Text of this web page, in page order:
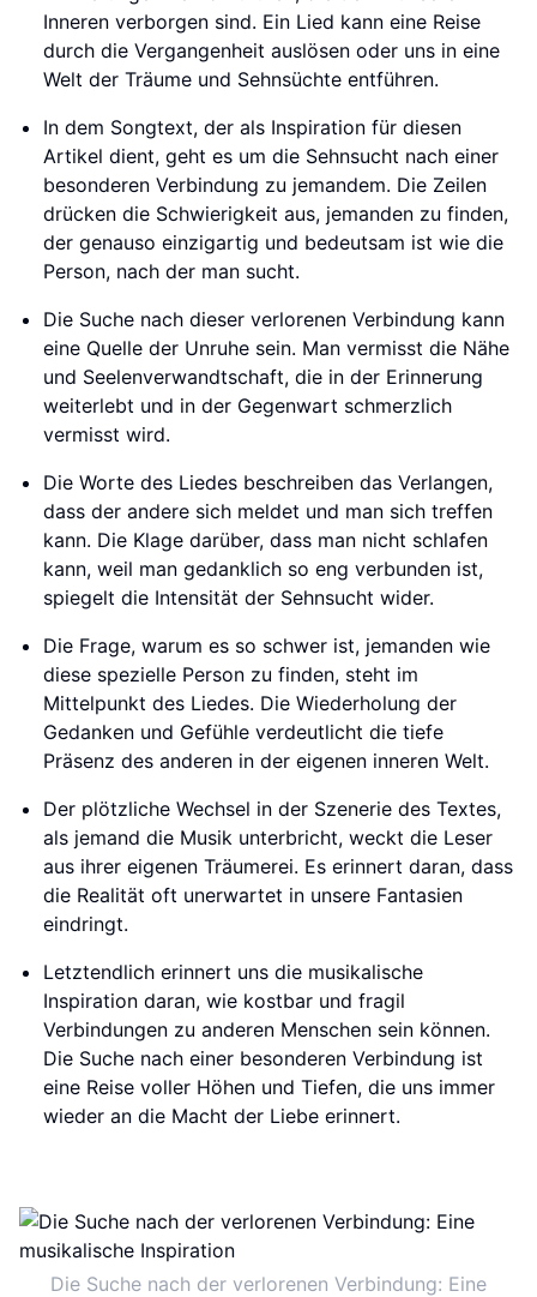
Inneren verborgen sind. Ein Lied kann eine Reise
durch die Vergangenheit auslösen oder uns in eine
Welt der Träume und Sehnsüchte entführen.
In dem Songtext, der als Inspiration für diesen
Artikel dient, geht es um die Sehnsucht nach einer
besonderen Verbindung zu jemandem. Die Zeilen
drücken die Schwierigkeit aus, jemanden zu finden,
der genauso einzigartig und bedeutsam ist wie die
Person, nach der man sucht.
Die Suche nach dieser verlorenen Verbindung kann
eine Quelle der Unruhe sein. Man vermisst die Nähe
und Seelenverwandtschaft, die in der Erinnerung
weiterlebt und in der Gegenwart schmerzlich
vermisst wird.
Die Worte des Liedes beschreiben das Verlangen,
dass der andere sich meldet und man sich treffen
kann. Die Klage darüber, dass man nicht schlafen
kann, weil man gedanklich so eng verbunden ist,
spiegelt die Intensität der Sehnsucht wider.
Die Frage, warum es so schwer ist, jemanden wie
diese spezielle Person zu finden, steht im
Mittelpunkt des Liedes. Die Wiederholung der
Gedanken und Gefühle verdeutlicht die tiefe
Präsenz des anderen in der eigenen inneren Welt.
Der plötzliche Wechsel in der Szenerie des Textes,
als jemand die Musik unterbricht, weckt die Leser
aus ihrer eigenen Träumerei. Es erinnert daran, dass
die Realität oft unerwartet in unsere Fantasien
eindringt.
Letztendlich erinnert uns die musikalische
Inspiration daran, wie kostbar und fragil
Verbindungen zu anderen Menschen sein können.
Die Suche nach einer besonderen Verbindung ist
eine Reise voller Höhen und Tiefen, die uns immer
wieder an die Macht der Liebe erinnert.
Die Suche nach der verlorenen Verbindung: Eine